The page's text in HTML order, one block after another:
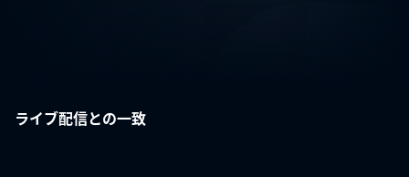
ライブ配信との一致